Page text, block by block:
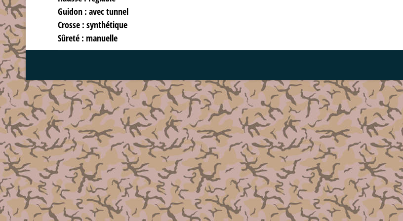
Guidon : avec tunnel
Crosse : synthétique
Sûreté : manuelle